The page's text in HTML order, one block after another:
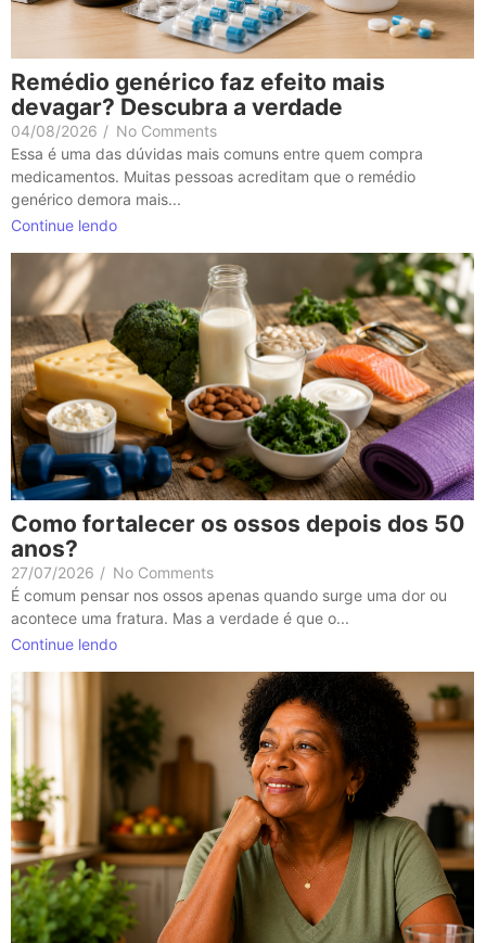
Remédio genérico faz efeito mais
devagar? Descubra a verdade
04/08/2026 / No Comments
Essa é uma das dúvidas mais comuns entre quem compra
medicamentos. Muitas pessoas acreditam que o remédio
genérico demora mais...
Continue lendo
Como fortalecer os ossos depois dos 50
anos?
27/07/2026 / No Comments
É comum pensar nos ossos apenas quando surge uma dor ou
acontece uma fratura. Mas a verdade é que o...
Continue lendo